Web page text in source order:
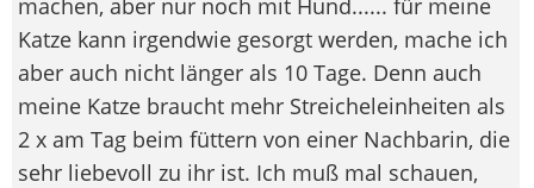
machen, aber nur noch mit Hund...... für meine
Katze kann irgendwie gesorgt werden, mache ich
aber auch nicht länger als 10 Tage. Denn auch
meine Katze braucht mehr Streicheleinheiten als
2 x am Tag beim füttern von einer Nachbarin, die
sehr liebevoll zu ihr ist. Ich muß mal schauen,